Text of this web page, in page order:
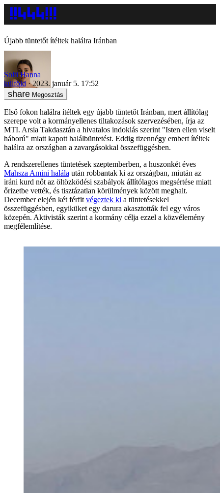
Újabb tüntetőt ítéltek halálra Iránban
Solti Hanna
külföld
2023. január 5. 17:52
Megosztás
Első fokon halálra ítéltek egy újabb tüntetőt Iránban, mert állítólag
szerepe volt a kormányellenes tiltakozások szervezésében, írja az
MTI. Arsia Takdasztán a hivatalos indoklás szerint "Isten ellen viselt
háború" miatt kapott halálbüntetést. Eddig tizennégy embert ítéltek
halálra az országban a zavargásokkal összefüggésben.
A rendszerellenes tüntetések szeptemberben, a huszonkét éves
Mahsza Amini halála után robbantak ki az országban, miután az
iráni kurd nőt az öltözködési szabályok állítólagos megsértése miatt
őrizetbe vették, és tisztázatlan körülmények között meghalt.
December elején két férfit végeztek ki a tüntetésekkel
összefüggésben, egyiküket egy darura akasztották fel egy város
közepén. Aktivisták szerint a kormány célja ezzel a közvélemény
megfélemlítése.